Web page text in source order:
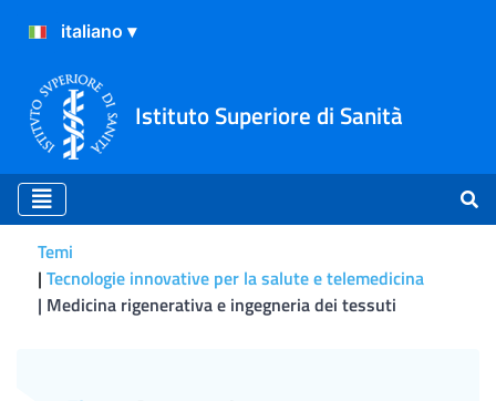
Istituto Superiore di Sanità
Temi
Tecnologie innovative per la salute e telemedicina
Medicina rigenerativa e ingegneria dei tessuti